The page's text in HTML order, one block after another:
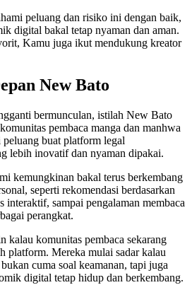
peluang dan risiko ini dengan baik,
digital bakal tetap nyaman dan aman.
Kamu juga ikut mendukung kreator
New Bato
bermunculan, istilah New Bato
pembaca manga dan manhwa
peluang buat platform legal
lebih inovatif dan nyaman dipakai.
kemungkinan bakal terus berkembang
seperti rekomendasi berdasarkan
interaktif, sampai pengalaman membaca
perangkat.
kalau komunitas pembaca sekarang
platform. Mereka mulai sadar kalau
cuma soal keamanan, tapi juga
digital tetap hidup dan berkembang.